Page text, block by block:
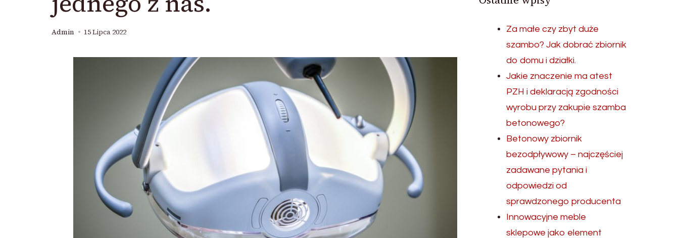
Admin 15 Lipca 2022
Za małe czy zbyt duże
szambo? Jak dobrać zbiornik
do domu i działki.
Jakie znaczenie ma atest
PZH i deklaracją zgodności
wyrobu przy zakupie szamba
betonowego?
Betonowy zbiornik
bezodpływowy – najczęściej
zadawane pytania i
odpowiedzi od
sprawdzonego producenta
Innowacyjne meble
sklepowe jako element